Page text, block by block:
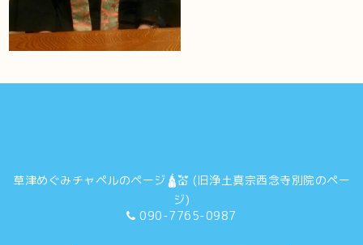
草津めぐみチャペルのページ🛕💒 (旧浄土真宗西念寺別院のペー
ジ)
090-7765-0987